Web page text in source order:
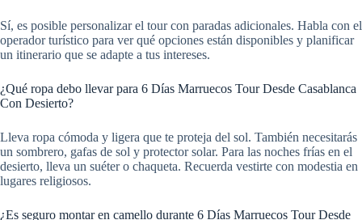
Sí, es posible personalizar el tour con paradas adicionales. Habla con el
operador turístico para ver qué opciones están disponibles y planificar
un itinerario que se adapte a tus intereses.
¿Qué ropa debo llevar para 6 Días Marruecos Tour Desde Casablanca
Con Desierto?
Lleva ropa cómoda y ligera que te proteja del sol. También necesitarás
un sombrero, gafas de sol y protector solar. Para las noches frías en el
desierto, lleva un suéter o chaqueta. Recuerda vestirte con modestia en
lugares religiosos.
¿Es seguro montar en camello durante 6 Días Marruecos Tour Desde